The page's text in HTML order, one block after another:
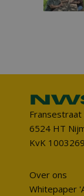
Fransestraat
6524 HT
KvK
Over ons
Whitepaper